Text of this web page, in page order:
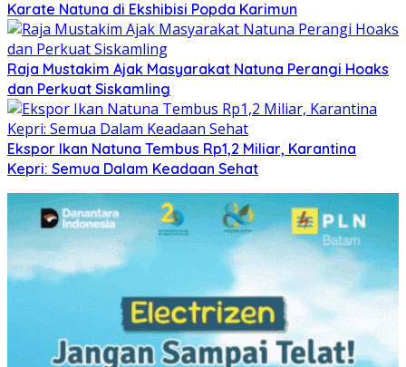
Karate Natuna di Ekshibisi Popda Karimun
Raja Mustakim Ajak Masyarakat Natuna Perangi Hoaks
dan Perkuat Siskamling
Ekspor Ikan Natuna Tembus Rp1,2 Miliar, Karantina
Kepri: Semua Dalam Keadaan Sehat